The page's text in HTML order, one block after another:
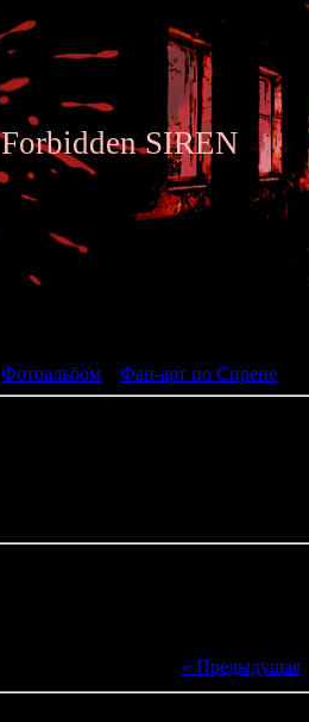
Forbidden SIREN
Фотоальбом Фан-арт по Сирене
« Предыдущая|